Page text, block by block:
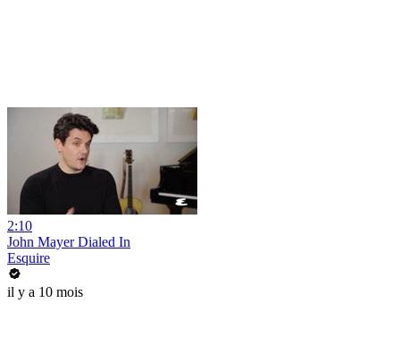
2:10
John Mayer Dialed In
Esquire
il y a 10 mois